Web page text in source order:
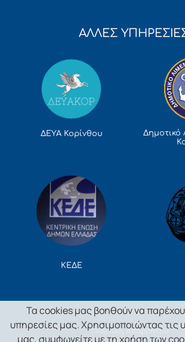
ΑΛΛΕΣ
ΔΕΥΑ Κορίνθου
Δημοτικό
ΚΕΔΕ
Πολιτική Απορρήτου
Τα cookies μας βοηθούν να
υπηρεσίες μας. Χρησιμοποιώντας τις
μας, συμφωνείτε με τη χρήση των